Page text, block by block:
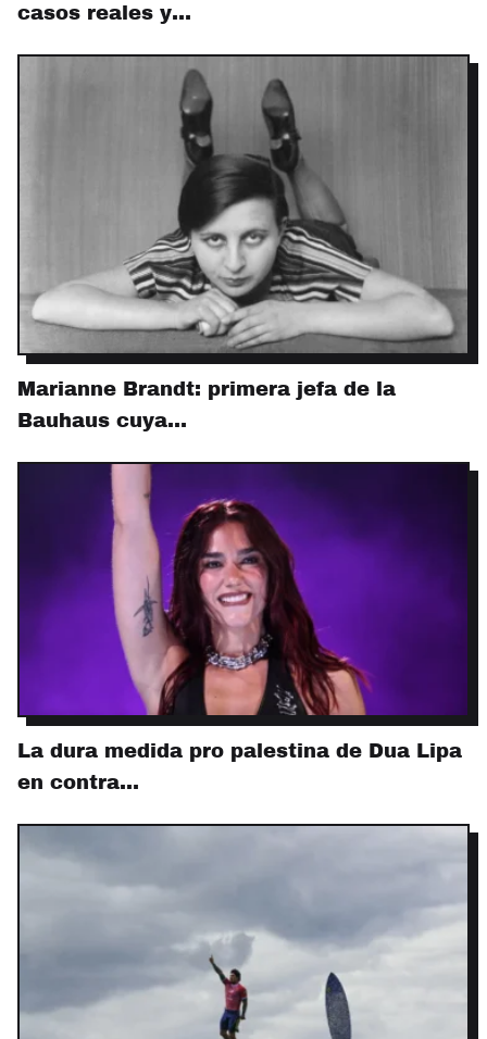
casos reales y…
Marianne Brandt: primera jefa de la
Bauhaus cuya…
La dura medida pro palestina de Dua Lipa
en contra…